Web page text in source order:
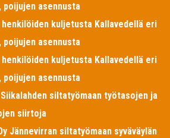
asennusta
henkilöiden kuljetusta Kallavedellä eri
asennusta
henkilöiden kuljetusta Kallavedellä eri
asennusta
Siikalahden siltatyömaan työtasojen ja
siirtoja
Jännevirran siltatyömaan syväväylän